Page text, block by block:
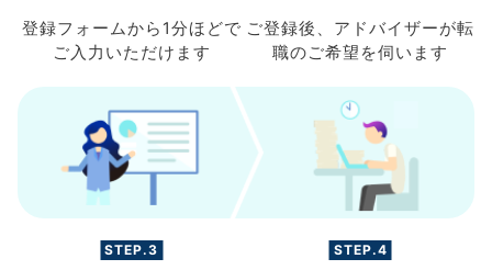
登録フォームから 1分ほどで
ご入力 いただけます
ご登録後、 アドバイザーが転
職のご希望を伺います
STEP.3 STEP.4